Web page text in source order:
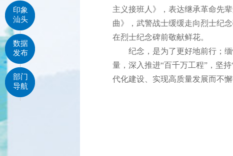
主义接班人》，表达继承革命先
曲》，武警战士缓缓走向烈士纪
在烈士纪念碑前敬献鲜花。
纪念，是为了更好地前行；缅
量，深入推进“百千万工程”，坚
代化建设、实现高质量发展而不懈
印象
汕头
数据
发布
部门
导航